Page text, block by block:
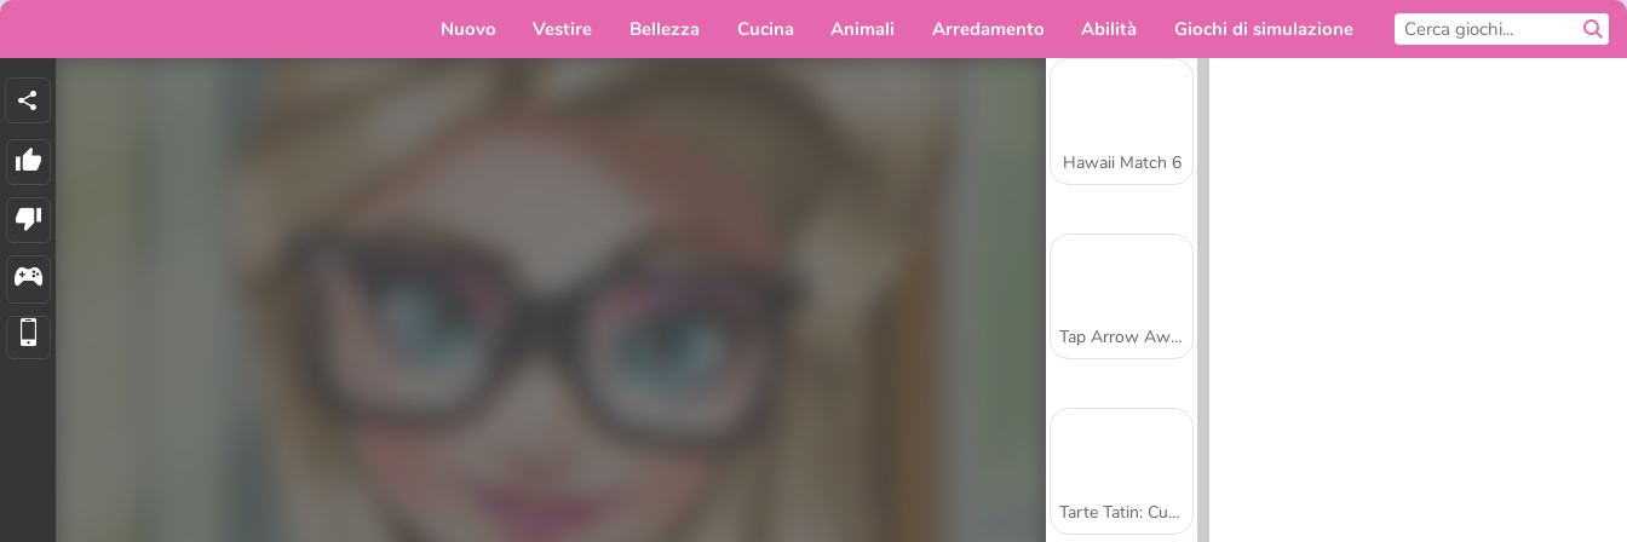
Nuovo Vestire Bellezza Cucina Animali Arredamento Abilità Giochi di simulazione
Hawaii Match 6
Tap Arrow Away
Tarte Tatin: Cucina con Sara